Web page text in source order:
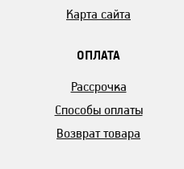
Карта сайта
ОПЛАТА
Рассрочка
Способы оплаты
Возврат товара